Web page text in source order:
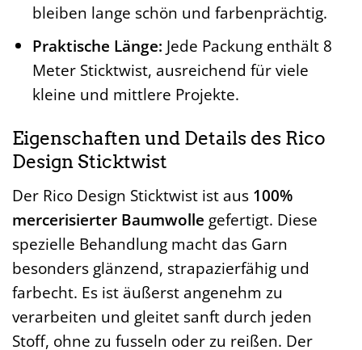
bleiben lange schön und farbenprächtig.
Praktische Länge: Jede Packung enthält 8
Meter Sticktwist, ausreichend für viele
kleine und mittlere Projekte.
Eigenschaften und Details des Rico
Design Sticktwist
Der Rico Design Sticktwist ist aus 100%
mercerisierter Baumwolle gefertigt. Diese
spezielle Behandlung macht das Garn
besonders glänzend, strapazierfähig und
farbecht. Es ist äußerst angenehm zu
verarbeiten und gleitet sanft durch jeden
Stoff, ohne zu fusseln oder zu reißen. Der